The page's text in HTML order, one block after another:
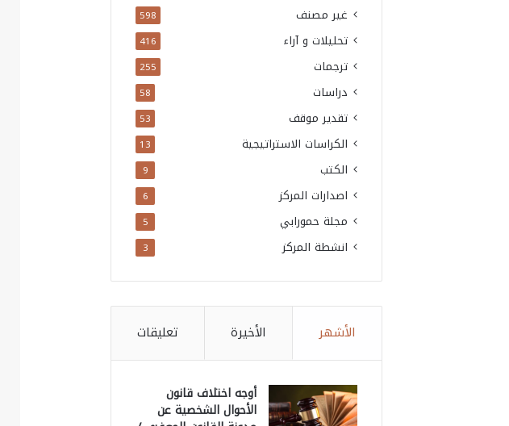
غير مصنف 598
تحليلات و آراء 416
ترجمات 255
دراسات 58
تقدير موقف 53
الكراسات الاستراتيجية 13
الكتب 9
اصدارات المركز 6
مجلة حمورابي 5
انشطة المركز 3
الأشهر الأخيرة تعليقات
أوجه اختلاف قانون
الأحوال الشخصية عن